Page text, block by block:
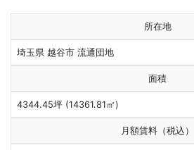
所在地
埼玉県 越谷市 流通団地
面積
4344.45坪 (14361.81㎡)
月額賃料（税込）